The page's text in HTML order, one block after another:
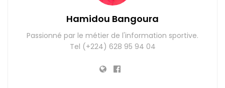
Hamidou Bangoura
Passionné par le métier de l'information sportive.
Tel (+224) 628 95 94 04